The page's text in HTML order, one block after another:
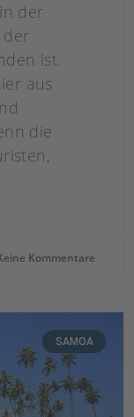
der
der
ist.
aus
die
Kommentare
SAMOA